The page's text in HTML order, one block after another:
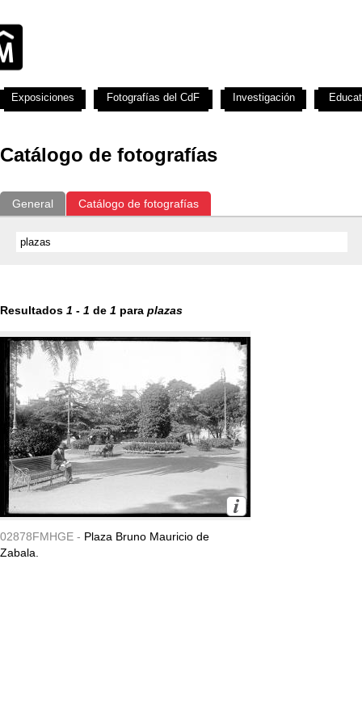
Catálogo de fotografías
General Catálogo de fotografías
Resultados 1 - 1 de 1 para plazas
02878FMHGE - Plaza Bruno Mauricio de
Zabala.
Exposiciones Fotografías del CdF Investigación